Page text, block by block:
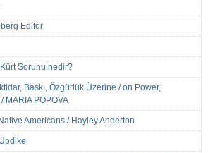
Editor
Sorunu nedir?
Baskı, Özgürlük Üzerine / on Power,
MARIA POPOVA
Americans / Hayley Anderton